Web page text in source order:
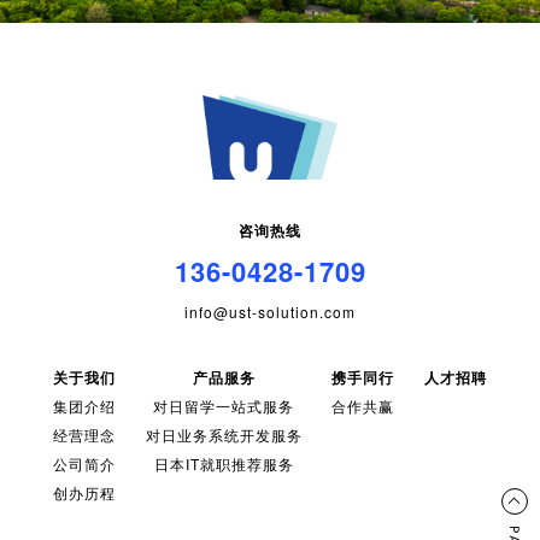
咨询热线
136-0428-1709
info@ust-solution.com
关于我们
集团介绍
经营理念
公司简介
创办历程
产品服务
对日留学一站式服务
对日业务系统开发服务
日本IT就职推荐服务
携手同行
合作共赢
人才招聘